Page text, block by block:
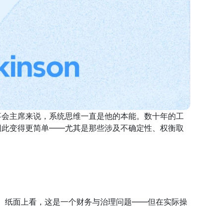
席来说，系统思维一直是他的本能。数十年的工
变得更简单——尤其是那些涉及不确定性、权衡取
纸面上看，这是一个财务与治理问题——但在实际操